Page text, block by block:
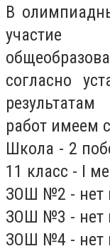
В
согласно
работ имеем
Школа - 2
11 класс - I
ЗОШ №2 - нет
ЗОШ №3 - нет
ЗОШ №4 - нет